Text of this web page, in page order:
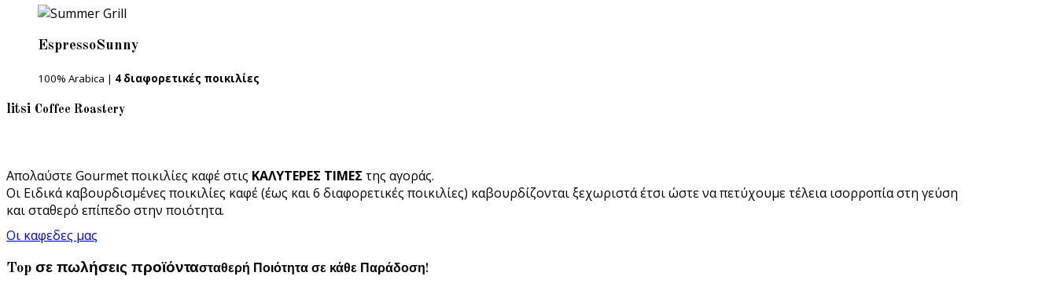
EspressoSunny
100% Arabica | 4 διαφορετικές ποικιλίες
litsi Coffee Roastery
Απολαύστε Gourmet ποικιλίες καφέ στις ΚΑΛΥΤΕΡΕΣ ΤΙΜΕΣ της αγοράς.
Οι Ειδικά καβουρδισμένες ποικιλίες καφέ (έως και 6 διαφορετικές ποικιλίες) καβουρδίζονται ξεχωριστά έτσι ώστε να πετύχουμε τέλεια ισορροπία στη γεύση
και σταθερό επίπεδο στην ποιότητα.
Οι καφεδες μας
Top σε πωλήσεις προϊόντασταθερή Ποιότητα σε κάθε Παράδοση!